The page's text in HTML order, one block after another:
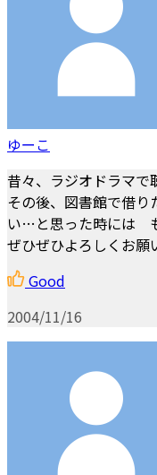
ゆーこ
昔々、ラジオドラマで
その後、図書館で借
い…と思った時には
ぜひぜひよろしくお願
Good
2004/11/16